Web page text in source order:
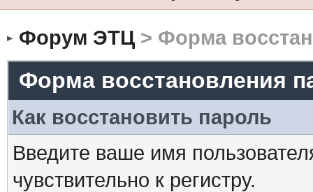
Форум ЭТЦ> Форма
Форма восстановления
Как восстановить пароль
Введите ваше имя
чувствительно к регистру.